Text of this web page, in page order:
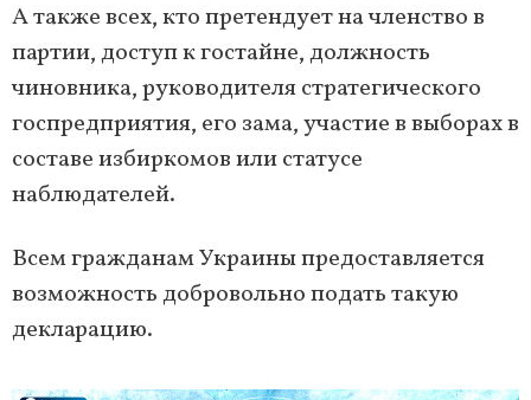
А также всех, кто претендует на членство в
партии, доступ к гостайне, должность
чиновника, руководителя стратегического
госпредприятия, его зама, участие в выборах в
составе избиркомов или статусе
наблюдателей.
Всем гражданам Украины предоставляется
возможность добровольно подать такую
декларацию.